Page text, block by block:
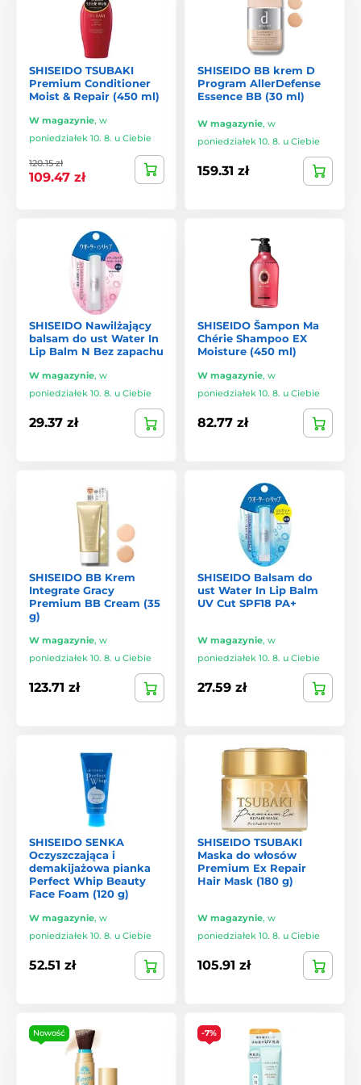
Shiseido Fino– intensywna maska do włosów z keratyną,
proteinami i olejami pielęgnującymi. Odbudowuje
strukturę włosa, wygładza go i przywraca elastyczność
oraz zdrowy wygląd.
Ponad 150 lat jakości i zaufania
Shiseido stawia na
długotrwałe efekty i satysfakcję
klientów. Jej produkty są przeznaczone do różnych typów
skóry i włosów, oferującbezpieczeństwo, skuteczność i
luksusowe doznania pielęgnacyjne. W Japonii podejście to
Dlaczego warto wybrać Shiseido?
Ponad 150 lat doświadczenia w branży kosmetycznej
Idealne połączenie tradycji i nowoczesnej nauki
Ikoniczne składnikitakie jak olej Tsubaki i wysokiej
jakości ekstrakty roślinne.
efekty.
Shiseido to idealny wybór dla osób, które chcą
połączyć
naturę z technologią
, cenią najwyższą jakość i doceniają
SHISEIDO TSUBAKI
Premium Conditioner
Moist & Repair (450 ml)
W magazynie, w
poniedziałek 10. 8. u Ciebie
120.15 zł
109.47 zł
SHISEIDO BB krem D
Program AllerDefense
Essence BB (30 ml)
W magazynie, w
poniedziałek 10. 8. u Ciebie
159.31 zł
SHISEIDO Nawilżający
balsam do ust Water In
Lip Balm N Bez zapachu
W magazynie, w
poniedziałek 10. 8. u Ciebie
29.37 zł
SHISEIDO Šampon Ma
Chérie Shampoo EX
Moisture (450 ml)
W magazynie, w
poniedziałek 10. 8. u Ciebie
82.77 zł
SHISEIDO BB Krem
Integrate Gracy
Premium BB Cream (35
g)
W magazynie, w
poniedziałek 10. 8. u Ciebie
123.71 zł
SHISEIDO Balsam do
ust Water In Lip Balm
UV Cut SPF18 PA+
W magazynie, w
poniedziałek 10. 8. u Ciebie
27.59 zł
SHISEIDO SENKA
Oczyszczająca i
demakijażowa pianka
Perfect Whip Beauty
Face Foam (120 g)
W magazynie, w
poniedziałek 10. 8. u Ciebie
52.51 zł
SHISEIDO TSUBAKI
Maska do włosów
Premium Ex Repair
Hair Mask (180 g)
W magazynie, w
poniedziałek 10. 8. u Ciebie
105.91 zł
Nowość -7%